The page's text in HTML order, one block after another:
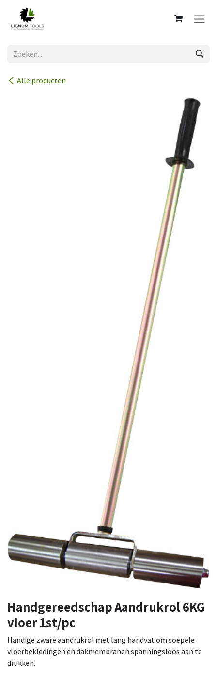
Overslaan naar inhoud
Alle producten
Handgereedschap Aandrukrol 6KG
vloer 1st/pc
Handige zware aandrukrol met lang handvat om soepele
vloerbekledingen en dakmembranen spanningsloos aan te
drukken.